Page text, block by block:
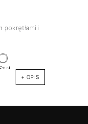
pokrętłami i
+ OPIS